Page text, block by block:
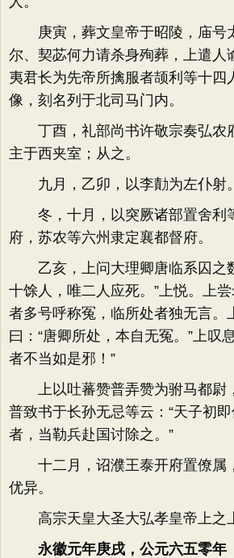
庚寅，葬文皇帝于昭陵，庙号
尔、契苾何力请杀身殉葬，上遣人
夷君长为先帝所擒服者颉利等十四
像，刻名列于北司马门内。
丁酉，礼部尚书许敬宗奏弘农
主于西夹室；从之。
九月，乙卯，以李勣为左仆射。
冬，十月，以突厥诸部置舍利
府，苏农等六州隶定襄都督府。
乙亥，上问大理卿唐临系囚之
十馀人，唯二人应死。”上悦。上
者多号呼称冤，临所处者独无言。
曰：“唐卿所处，本自无冤。”上叹
者不当如是邪！”
上以吐蕃赞普弄赞为驸马都尉
普致书于长孙无忌等云：“天子初
者，当勒兵赴国讨除之。”
十二月，诏濮王泰开府置僚属
优异。
高宗天皇大圣大弘孝皇帝上之
永徽元年庚戌，公元六五零年